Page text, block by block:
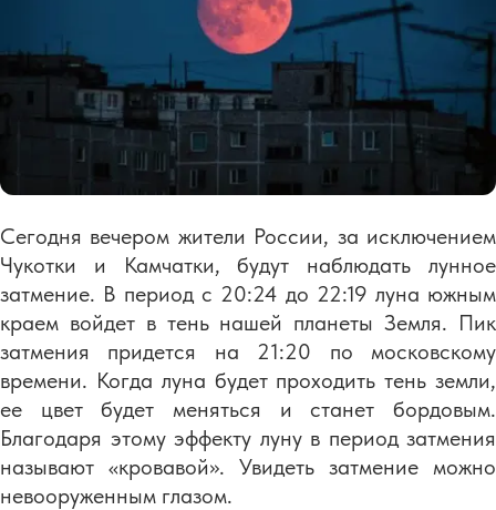
Сегодня вечером жители России, за исключением
Чукотки и Камчатки, будут наблюдать лунное
затмение. В период с 20:24 до 22:19 луна южным
краем войдет в тень нашей планеты Земля. Пик
затмения придется на 21:20 по московскому
времени. Когда луна будет проходить тень земли,
ее цвет будет меняться и станет бордовым.
Благодаря этому эффекту луну в период затмения
называют «кровавой». Увидеть затмение можно
невооруженным глазом.